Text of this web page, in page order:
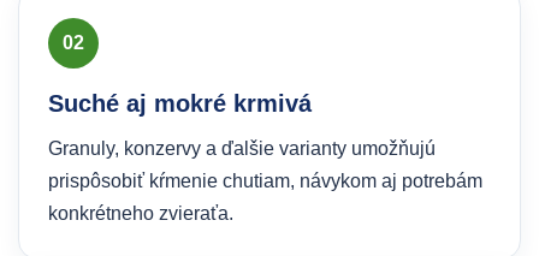
02
Suché aj mokré krmivá
Granuly, konzervy a ďalšie varianty umožňujú
prispôsobiť kŕmenie chutiam, návykom aj potrebám
konkrétneho zvieraťa.